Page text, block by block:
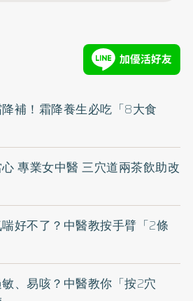
補！霜降養生必吃「8大食
專業女中醫 三穴道兩茶飲助改
好不了？中醫教按手臂「2條
、易咳？中醫教你「按2穴